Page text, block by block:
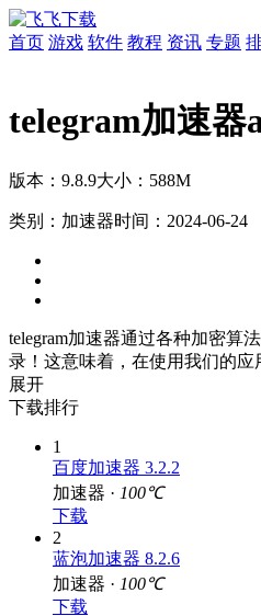
首页 游戏 软件 教程 资讯 专题
telegram加速器
版本：9.8.9大小：588M
类别：加速器时间：2024-06-24
telegram加速器通过各种加密算
录！这意味着，在使用我们的应
展开
下载排行
1
百度加速器 3.2.2
加速器 · 100℃
下载
2
蓝泡加速器 8.2.6
加速器 · 100℃
下载